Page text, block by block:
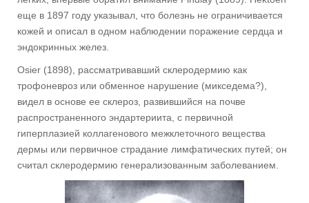
еще в 1897 году указывал, что болезнь не ограничивается
кожей и описал в одном наблюдении поражение сердца и
эндокринных желез.
Osier (1898), рассматривавший склеродермию как
трофоневроз или обменное нарушение (микседема?),
видел в основе ее склероз, развившийся на почве
распространенного эндартериита, с первичной
гиперплазией коллагенового межклеточного вещества
дермы или первичное страдание лимфатических путей; он
считал склеродермию генерализованным заболеванием.